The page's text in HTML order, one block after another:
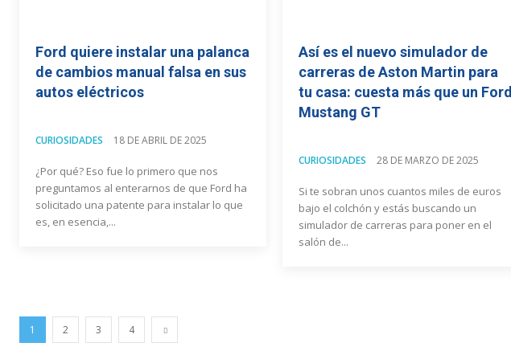
Ford quiere instalar una palanca
de cambios manual falsa en sus
autos eléctricos
CURIOSIDADES 18 DE ABRIL DE 2025
¿Por qué? Eso fue lo primero que nos
preguntamos al enterarnos de que Ford ha
solicitado una patente para instalar lo que
es, en esencia,...
Así es el nuevo simulador de
carreras de Aston Martin para
tu casa: cuesta más que un Ford
Mustang GT
CURIOSIDADES 28 DE MARZO DE 2025
Si te sobran unos cuantos miles de euros
bajo el colchón y estás buscando un
simulador de carreras para poner en el
salón de...
1 2 3 4